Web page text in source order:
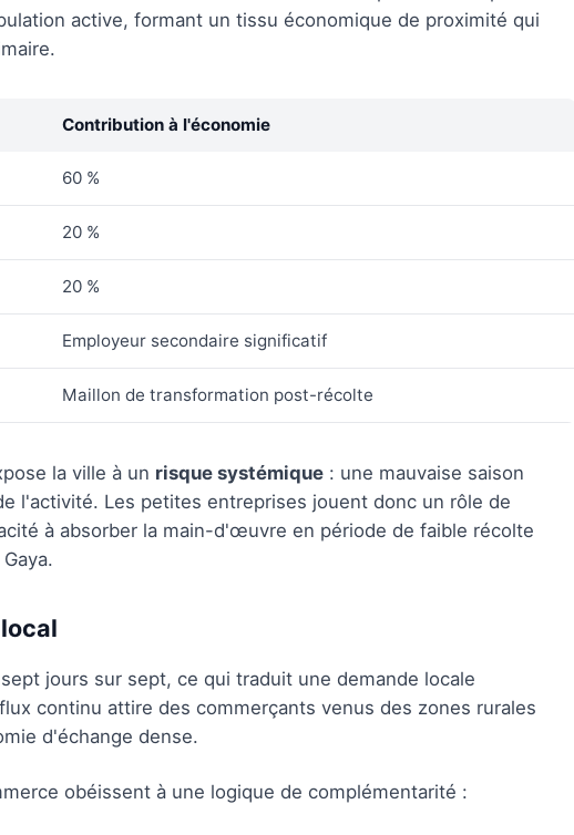
active, formant un tissu économique de proximité qui
Contribution à l'économie
60 %
20 %
20 %
Employeur secondaire significatif
Maillon de transformation post-récolte
la ville à un risque systémique : une mauvaise saison
l'activité. Les petites entreprises jouent donc un rôle de
à absorber la main-d'œuvre en période de faible récolte
jours sur sept, ce qui traduit une demande locale
continu attire des commerçants venus des zones rurales
d'échange dense.
obéissent à une logique de complémentarité :